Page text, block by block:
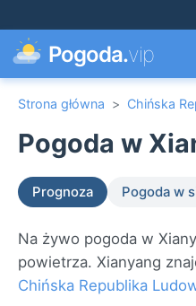
Pogoda.vip
Strona główna > Chińska
Pogoda w
Prognoza Pogoda w
Na żywo pogoda w
powietrza. Xianyang
Chińska Republika